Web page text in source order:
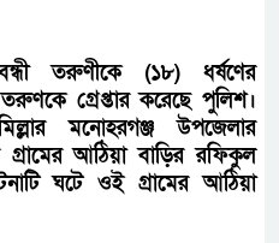
তরুণীকে (১৮) ধর্ষণের
গ্রেপ্তার করেছে পুলিশ।
মনোহরগঞ্জ উপজেলার
আঠিয়া বাড়ির রফিকুল
ঘটে ওই গ্রামের আঠিয়া